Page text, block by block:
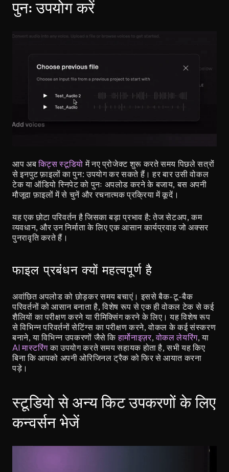
पुन: उपयोग करें
आप अब किट्स स्टूडियो में नए प्रोजेक्ट शुरू करते समय पिछले सत्रों
से इनपुट फ़ाइलों का पुन: उपयोग कर सकते हैं। हर बार उसी वोकल
टेक या ऑडियो स्निपेट को पुनः अपलोड करने के बजाय, बस अपनी
मौजूदा फ़ाइलों में से चुनें और रचनात्मक प्रक्रिया में कूदें।
यह एक छोटा परिवर्तन है जिसका बड़ा प्रभाव है: तेज सेटअप, कम
व्यवधान, और उन निर्माता के लिए एक आसान कार्यप्रवाह जो अक्सर
पुनरावृति करते हैं।
फाइल प्रबंधन क्यों महत्वपूर्ण है
अवांछित अपलोड को छोड़कर समय बचाएं। इससे बैक-टू-बैक
परिवर्तनों को आसान बनाता है, विशेष रूप से एक ही वोकल टेक से कई
शैलियों का परीक्षण करने या रीमिक्सिंग करने के लिए। यह विशेष रूप
से विभिन्न परिवर्तनों सेटिंग्स का परीक्षण करने, वोकल के कई संस्करण
बनाने, या विभिन्न उपकरणों जैसे कि हार्मोनाइज़र, वोकल लेयरिंग
AI मास्टरिंग का उपयोग करते समय सहायक होता है, सभी यह किए
बिना कि आपको अपनी ओरिजिनल ट्रैक को फिर से आयात करना
पड़े।
स्टूडियो से अन्य किट उपकरणों के लिए
कन्वर्सन भेजें